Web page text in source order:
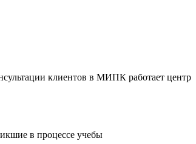
клиентов в МИПК работает центр
в процессе учебы